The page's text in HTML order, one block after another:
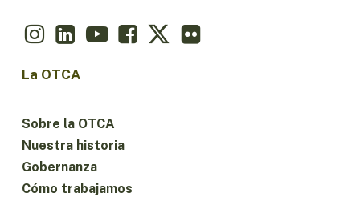
La OTCA
Sobre la OTCA
Nuestra historia
Gobernanza
Cómo trabajamos